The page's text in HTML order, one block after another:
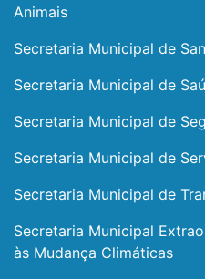
Animais
Secretaria Municipal de
Secretaria Municipal de
Secretaria Municipal de
Secretaria Municipal de
Secretaria Municipal de
Secretaria Municipal
às Mudança Climáticas